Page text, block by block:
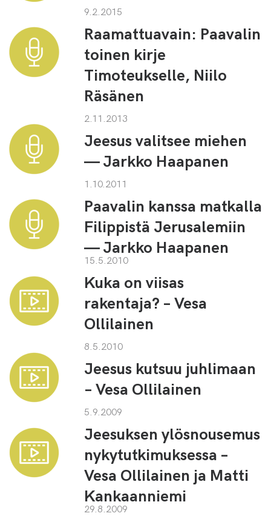
9.2.2015
Raamattuavain: Paavalin
toinen kirje
Timoteukselle, Niilo
Räsänen
2.11.2013
Jeesus valitsee miehen
— Jarkko Haapanen
1.10.2011
Paavalin kanssa matkalla
Filippistä Jerusalemiin
— Jarkko Haapanen
15.5.2010
Kuka on viisas
rakentaja? – Vesa
Ollilainen
8.5.2010
Jeesus kutsuu juhlimaan
– Vesa Ollilainen
5.9.2009
Jeesuksen ylösnousemus
nykytutkimuksessa –
Vesa Ollilainen ja Matti
Kankaanniemi
29.8.2009